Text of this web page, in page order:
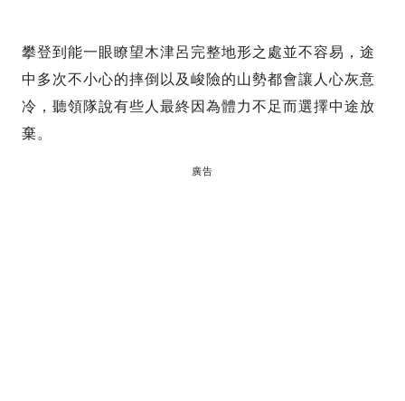
攀登到能一眼瞭望木津呂完整地形之處並不容易，途
中多次不小心的摔倒以及峻險的山勢都會讓人心灰意
冷，聽領隊說有些人最終因為體力不足而選擇中途放
棄。
廣告